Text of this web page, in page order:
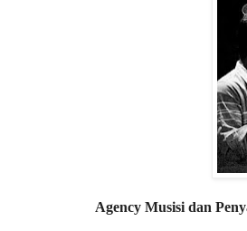
Agency Musisi dan